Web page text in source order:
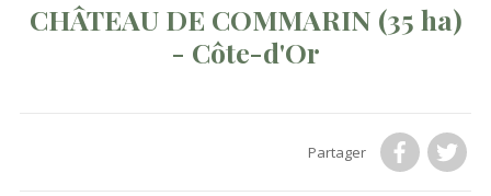
CHÂTEAU DE COMMARIN (35 ha)
- Côte-d'Or
Partager